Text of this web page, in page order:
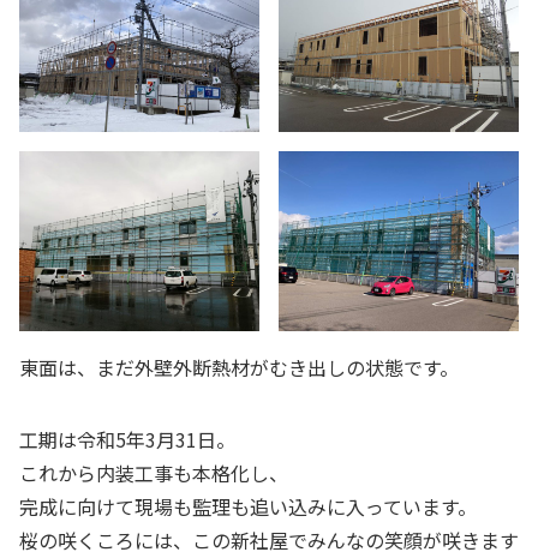
東面は、まだ外壁外断熱材がむき出しの状態です。
工期は令和5年3月31日。
これから内装工事も本格化し、
完成に向けて現場も監理も追い込みに入っています。
桜の咲くころには、この新社屋でみんなの笑顔が咲きます